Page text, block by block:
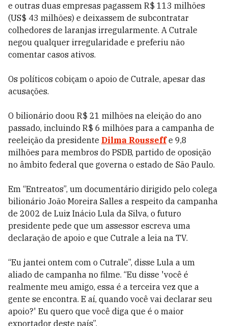
e outras duas empresas pagassem R$ 113 milhões
(US$ 43 milhões) e deixassem de subcontratar
colhedores de laranjas irregularmente. A Cutrale
negou qualquer irregularidade e preferiu não
comentar casos ativos.
Os políticos cobiçam o apoio de Cutrale, apesar das
acusações.
O bilionário doou R$ 21 milhões na eleição do ano
passado, incluindo R$ 6 milhões para a campanha de
reeleição da presidente Dilma Rousseffe 9,8
milhões para membros do PSDB, partido de oposição
no âmbito federal que governa o estado de São Paulo.
Em “Entreatos”, um documentário dirigido pelo colega
bilionário João Moreira Salles a respeito da campanha
de 2002 de Luiz Inácio Lula da Silva, o futuro
presidente pede que um assessor escreva uma
declaração de apoio e que Cutrale a leia na TV.
“Eu jantei ontem com o Cutrale”, disse Lula a um
aliado de campanha no filme. “Eu disse 'você é
realmente meu amigo, essa é a terceira vez que a
gente se encontra. E aí, quando você vai declarar seu
apoio?' Eu quero que você diga que é o maior
exportador deste país”.